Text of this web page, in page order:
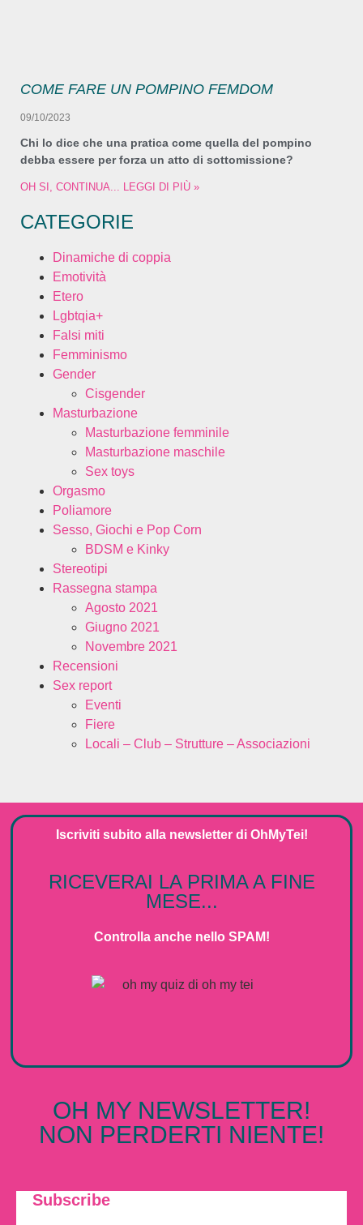
COME FARE UN POMPINO FEMDOM
09/10/2023
Chi lo dice che una pratica come quella del pompino
debba essere per forza un atto di sottomissione?
OH SI, CONTINUA... LEGGI DI PIÙ »
CATEGORIE
Dinamiche di coppia
Emotività
Etero
Lgbtqia+
Falsi miti
Femminismo
Gender
Cisgender
Masturbazione
Masturbazione femminile
Masturbazione maschile
Sex toys
Orgasmo
Poliamore
Sesso, Giochi e Pop Corn
BDSM e Kinky
Stereotipi
Rassegna stampa
Agosto 2021
Giugno 2021
Novembre 2021
Recensioni
Sex report
Eventi
Fiere
Locali – Club – Strutture – Associazioni
Iscriviti subito alla newsletterdi OhMyTei!
RICEVERAI LA PRIMA A FINE
MESE...
Controlla anche nello SPAM!
OH MY NEWSLETTER!
NON PERDERTI NIENTE!
Subscribe